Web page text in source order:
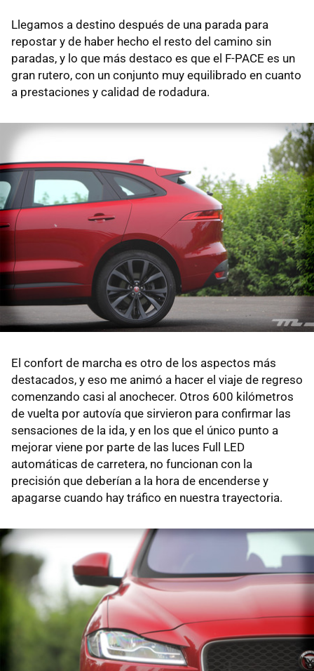
Llegamos a destino después de una parada para
repostar y de haber hecho el resto del camino sin
paradas, y lo que más destaco es que el F-PACE es un
gran rutero, con un conjunto muy equilibrado en cuanto
a prestaciones y calidad de rodadura.
El confort de marcha es otro de los aspectos más
destacados, y eso me animó a hacer el viaje de regreso
comenzando casi al anochecer. Otros 600 kilómetros
de vuelta por autovía que sirvieron para confirmar las
sensaciones de la ida, y en los que el único punto a
mejorar viene por parte de las luces Full LED
automáticas de carretera, no funcionan con la
precisión que deberían a la hora de encenderse y
apagarse cuando hay tráfico en nuestra trayectoria.